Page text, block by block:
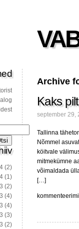
Archive
Kaks
september 29,
Tallinna
Nõmmel
köitvale
mitmekümne
võimaldada
[…]
Kaks
üks
(2)
(1)
(2)
(4)
(4)
(3)
(2)